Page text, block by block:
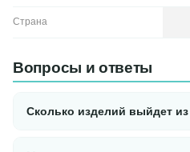
Страна
Вопросы и ответы
Сколько изделий выйдет из